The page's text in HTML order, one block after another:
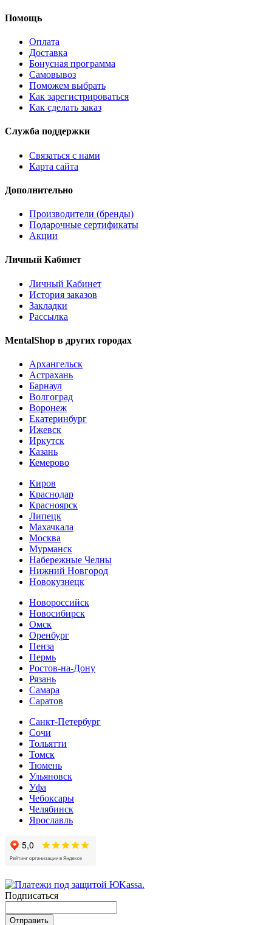
Помощь
Оплата
Доставка
Бонусная программа
Самовывоз
Поможем выбрать
Как зарегистрироваться
Как сделать заказ
Служба поддержки
Связаться с нами
Карта сайта
Дополнительно
Производители (бренды)
Подарочные сертификаты
Акции
Личный Кабинет
Личный Кабинет
История заказов
Закладки
Рассылка
MentalShop в других городах
Архангельск
Астрахань
Барнаул
Волгоград
Воронеж
Екатеринбург
Ижевск
Иркутск
Казань
Кемерово
Киров
Краснодар
Красноярск
Липецк
Махачкала
Москва
Мурманск
Набережные Челны
Нижний Новгород
Новокузнецк
Новороссийск
Новосибирск
Омск
Оренбург
Пенза
Пермь
Ростов-на-Дону
Рязань
Самара
Cаратов
Санкт-Петербург
Сочи
Тольятти
Томск
Тюмень
Ульяновск
Уфа
Чебоксары
Челябинск
Ярославль
Подписаться
Отправить